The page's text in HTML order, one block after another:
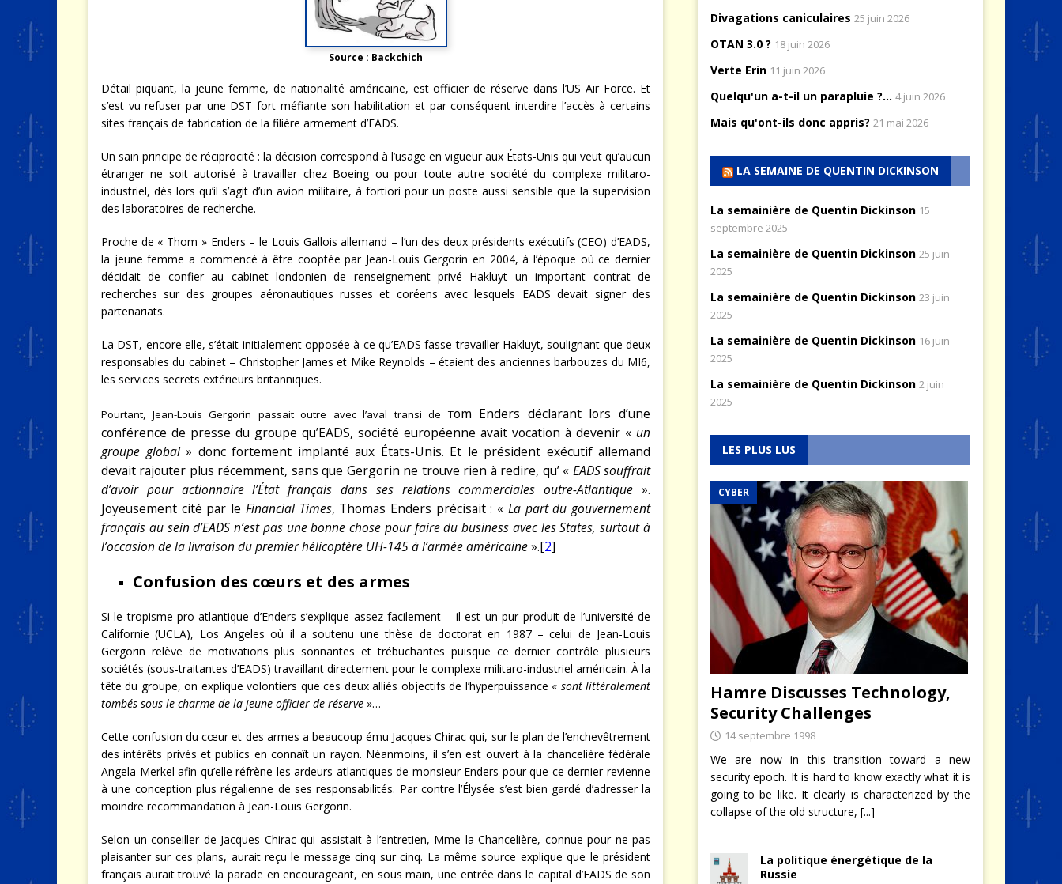
Source : Backchich
Détail piquant, la jeune femme, de nationalité américaine, est officier de réserve dans l’US Air Force. Et
s’est vu refuser par une DST fort méfiante son habilitation et par conséquent interdire l’accès à certains
sites français de fabrication de la filière armement d’EADS.
Un sain principe de réciprocité : la décision correspond à l’usage en vigueur aux États-Unis qui veut qu’aucun
étranger ne soit autorisé à travailler chez Boeing ou pour toute autre société du complexe militaro-
industriel, dès lors qu’il s’agit d’un avion militaire, à fortiori pour un poste aussi sensible que la supervision
des laboratoires de recherche.
Proche de « Thom » Enders – le Louis Gallois allemand – l’un des deux présidents exécutifs (CEO) d’EADS,
la jeune femme a commencé à être cooptée par Jean-Louis Gergorin en 2004, à l’époque où ce dernier
décidait de confier au cabinet londonien de renseignement privé Hakluyt un important contrat de
recherches sur des groupes aéronautiques russes et coréens avec lesquels EADS devait signer des
partenariats.
La DST, encore elle, s’était initialement opposée à ce qu’EADS fasse travailler Hakluyt, soulignant que deux
responsables du cabinet – Christopher James et Mike Reynolds – étaient des anciennes barbouzes du MI6,
les services secrets extérieurs britanniques.
Pourtant, Jean-Louis Gergorin passait outre avec l’aval transi de Tom Enders déclarant lors d’une
conférence de presse du groupe qu’EADS, société européenne avait vocation à devenir «un
groupe global» donc fortement implanté aux États-Unis. Et le président exécutif allemand
devait rajouter plus récemment, sans que Gergorin ne trouve rien à redire, qu’ « EADS souffrait
d’avoir pour actionnaire l’État français dans ses relations commerciales outre-Atlantique ».
Joyeusement cité par le Financial Times, Thomas Enders précisait : « La part du gouvernement
français au sein d’EADS n’est pas une bonne chose pour faire du business avec les States, surtout à
l’occasion de la livraison du premier hélicoptère UH-145 à l’armée américaine».[2]
Confusion des cœurs et des armes
Si le tropisme pro-atlantique d’Enders s’explique assez facilement – il est un pur produit de l’université de
Californie (UCLA), Los Angeles où il a soutenu une thèse de doctorat en 1987 – celui de Jean-Louis
Gergorin relève de motivations plus sonnantes et trébuchantes puisque ce dernier contrôle plusieurs
sociétés (sous-traitantes d’EADS) travaillant directement pour le complexe militaro-industriel américain. À la
tête du groupe, on explique volontiers que ces deux alliés objectifs de l’hyperpuissance « sont littéralement
tombés sous le charme de la jeune officier de réserve »…
Cette confusion du cœur et des armes a beaucoup ému Jacques Chirac qui, sur le plan de l’enchevêtrement
des intérêts privés et publics en connaît un rayon. Néanmoins, il s’en est ouvert à la chancelière fédérale
Angela Merkel afin qu’elle réfrène les ardeurs atlantiques de monsieur Enders pour que ce dernier revienne
à une conception plus régalienne de ses responsabilités. Par contre l’Élysée s’est bien gardé d’adresser la
moindre recommandation à Jean-Louis Gergorin.
Selon un conseiller de Jacques Chirac qui assistait à l’entretien, Mme la Chancelière, connue pour ne pas
plaisanter sur ces plans, aurait reçu le message cinq sur cinq. La même source explique que le président
français aurait trouvé la parade en encourageant, en sous main, une entrée dans le capital d’EADS de son
Divagations caniculaires 25 juin 2026
OTAN 3.0 ? 18 juin 2026
Verte Erin 11 juin 2026
Quelqu'un a-t-il un parapluie ?... 4 juin 2026
Mais qu'ont-ils donc appris? 21 mai 2026
LA SEMAINE DE QUENTIN DICKINSON
La semainière de Quentin Dickinson 15
septembre 2025
La semainière de Quentin Dickinson 25 juin
2025
La semainière de Quentin Dickinson 23 juin
2025
La semainière de Quentin Dickinson 16 juin
2025
La semainière de Quentin Dickinson 2 juin
2025
LES PLUS LUS
CYBER
Hamre Discusses Technology,
Security Challenges
14 septembre 1998
We are now in this transition toward a new
security epoch. It is hard to know exactly what it is
going to be like. It clearly is characterized by the
collapse of the old structure, [...]
La politique énergétique de la
Russie